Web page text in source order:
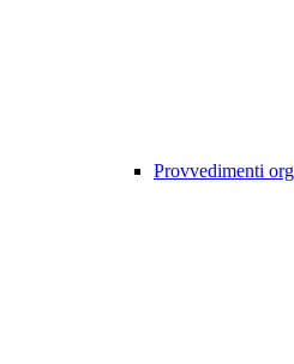
Provvedimenti